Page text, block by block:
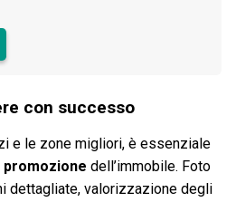
con successo
e le zone migliori, è essenziale
promozione dell’immobile. Foto
dettagliate, valorizzazione degli